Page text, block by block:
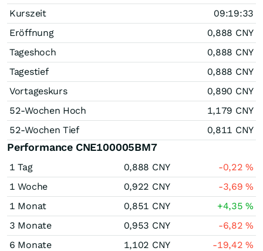
Kurszeit
09:19:33
Eröffnung
0,888 CNY
Tageshoch
0,888 CNY
Tagestief
0,888 CNY
Vortageskurs
0,890 CNY
52-Wochen Hoch
1,179 CNY
52-Wochen Tief
0,811 CNY
Performance CNE100005BM7
1 Tag 0,888 CNY -0,22%
1 Woche
0,922 CNY -3,69%
1 Monat
0,851 CNY +4,35%
3 Monate
0,953 CNY -6,82%
6 Monate
1,102 CNY -19,42%